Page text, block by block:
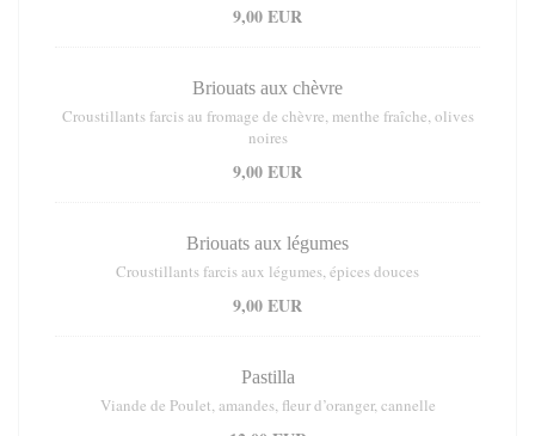
9,00 EUR
Briouats aux chèvre
Croustillants farcis au fromage de chèvre, menthe fraîche, olives
noires
9,00 EUR
Briouats aux légumes
Croustillants farcis aux légumes, épices douces
9,00 EUR
Pastilla
Viande de Poulet, amandes, fleur d’oranger, cannelle